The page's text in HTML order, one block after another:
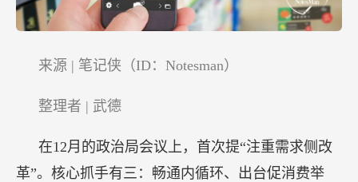
来源 | 笔记侠（ID：Notesman）
整理者 | 武德
在12月的政治局会议上，首次提“注重需求侧改
革”。核心抓手有三：畅通内循环、出台促消费举